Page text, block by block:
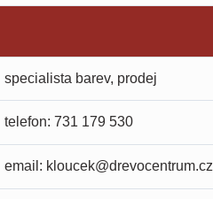
specialista barev, prodej
telefon: 731 179 530
email: kloucek@drevocentrum.cz